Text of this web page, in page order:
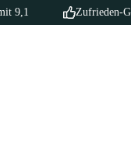
9,1 Zufrieden-